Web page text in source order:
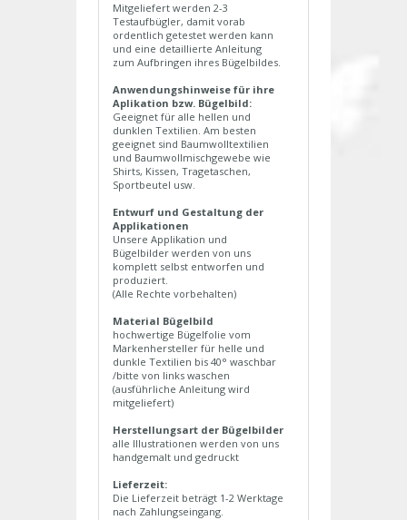
Mitgeliefert werden 2-3
Testaufbügler, damit vorab
ordentlich getestet werden kann
und eine detaillierte Anleitung
zum Aufbringen ihres Bügelbildes.
Anwendungshinweise für ihre
Aplikation bzw. Bügelbild:
Geeignet für alle hellen und
dunklen Textilien. Am besten
geeignet sind Baumwolltextilien
und Baumwollmischgewebe wie
Shirts, Kissen, Tragetaschen,
Sportbeutel usw.
Entwurf und Gestaltung der
Applikationen
Unsere Applikation und
Bügelbilder werden von uns
komplett selbst entworfen und
produziert.
(Alle Rechte vorbehalten)
Material Bügelbild
hochwertige Bügelfolie vom
Markenhersteller für helle und
dunkle Textilien bis 40° waschbar
/bitte von links waschen
(ausführliche Anleitung wird
mitgeliefert)
Herstellungsart der Bügelbilder
alle Illustrationen werden von uns
handgemalt und gedruckt
Lieferzeit:
Die Lieferzeit beträgt 1-2 Werktage
nach Zahlungseingang.